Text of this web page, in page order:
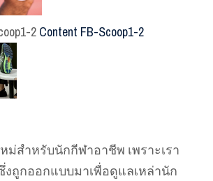
Content FB-Scoop1-2
ม่สำหรับนักกีฬาอาชีพ เพราะเรา
ถูกออกแบบมาเพื่อดูแลเหล่านัก